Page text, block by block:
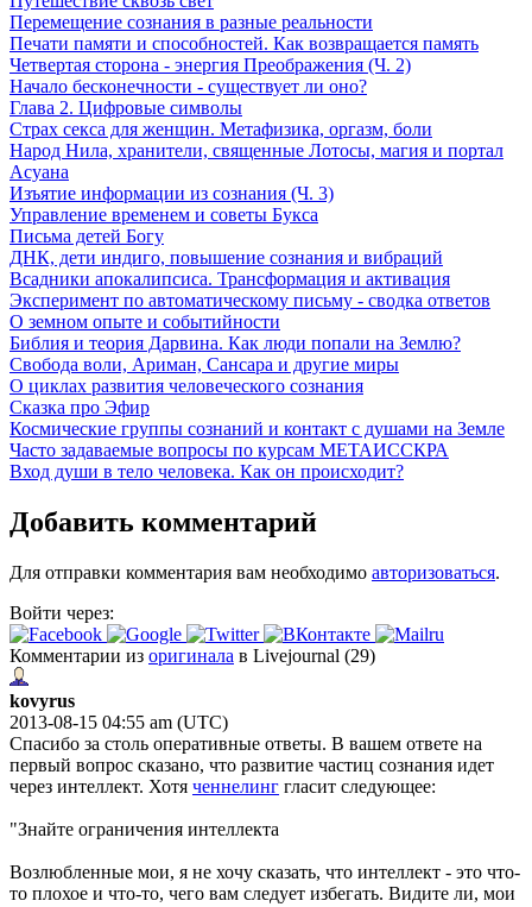
Перемещение сознания в разные реальности
Печати памяти и способностей. Как возвращается память
Четвертая сторона - энергия Преображения (Ч. 2)
Начало бесконечности - существует ли оно?
Глава 2. Цифровые символы
Страх секса для женщин. Метафизика, оргазм, боли
Народ Нила, хранители, священные Лотосы, магия и портал
Асуана
Изъятие информации из сознания (Ч. 3)
Управление временем и советы Букса
Письма детей Богу
ДНК, дети индиго, повышение сознания и вибраций
Всадники апокалипсиса. Трансформация и активация
Эксперимент по автоматическому письму - сводка ответов
О земном опыте и событийности
Библия и теория Дарвина. Как люди попали на Землю?
Свобода воли, Ариман, Сансара и другие миры
О циклах развития человеческого сознания
Сказка про Эфир
Космические группы сознаний и контакт с душами на Земле
Часто задаваемые вопросы по курсам МЕТАИССКРА
Вход души в тело человека. Как он происходит?
Добавить комментарий
Для отправки комментария вам необходимо авторизоваться.
Войти через:
Комментарии из оригинала в Livejournal (29)
kovyrus
2013-08-15 04:55 am (UTC)
Спасибо за столь оперативные ответы. В вашем ответе на
первый вопрос сказано, что развитие частиц сознания идет
через интеллект. Хотя ченнелинг гласит следующее:
"Знайте ограничения интеллекта
Возлюбленные мои, я не хочу сказать, что интеллект - это что-
то плохое и что-то, чего вам следует избегать. Видите ли, мои